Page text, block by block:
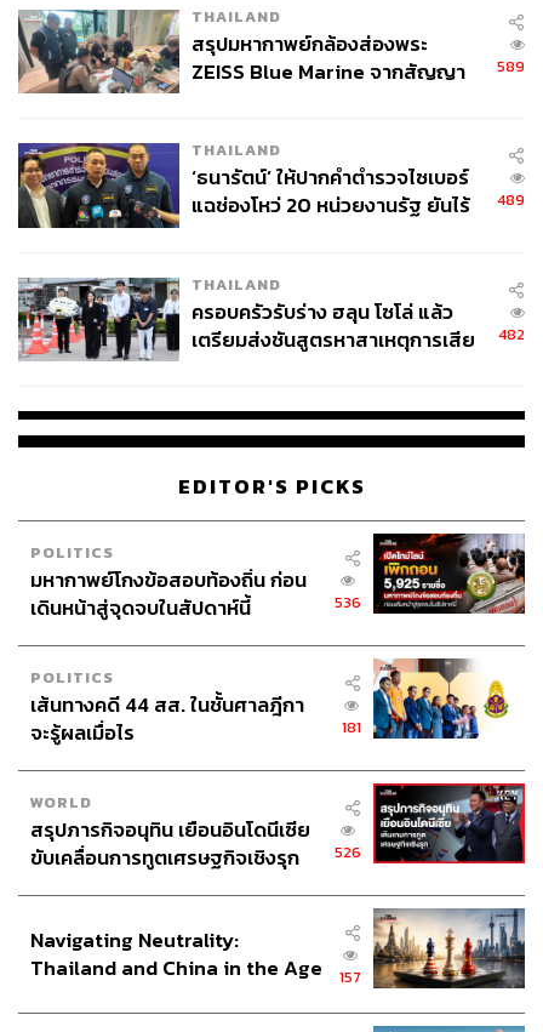
THAILAND
สรุปมหากาพย์กล้องส่องพระ
ZEISS Blue Marine จากสัญญา
จ่ายหนี้-แอบระบุแบรนด์
589
THAILAND
‘ธนารัตน์’ ให้ปากคำตำรวจไซเบอร์
แฉช่องโหว่ 20 หน่วยงานรัฐ ยันไร้
489
THAILAND
ครอบครัวรับร่าง ฮลุน โซโล่ แล้ว
เตรียมส่งชันสูตรหาสาเหตุการเสีย
482
EDITOR'S PICKS
POLITICS
มหากาพย์โกงข้อสอบท้องถิ่น ก่อน
เดินหน้าสู่จุดจบในสัปดาห์นี้
536
POLITICS
เส้นทางคดี 44 สส. ในชั้นศาลฎีกา
จะรู้ผลเมื่อไร
181
WORLD
สรุปภารกิจอนุทิน เยือนอินโดนีเซีย
ขับเคลื่อนการทูตเศรษฐกิจเชิงรุก
526
Navigating Neutrality:
Thailand and China in the Age
157